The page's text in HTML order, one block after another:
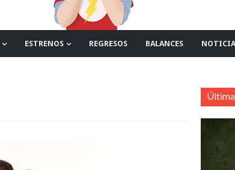
ESTRENOS REGRESOS BALANCES